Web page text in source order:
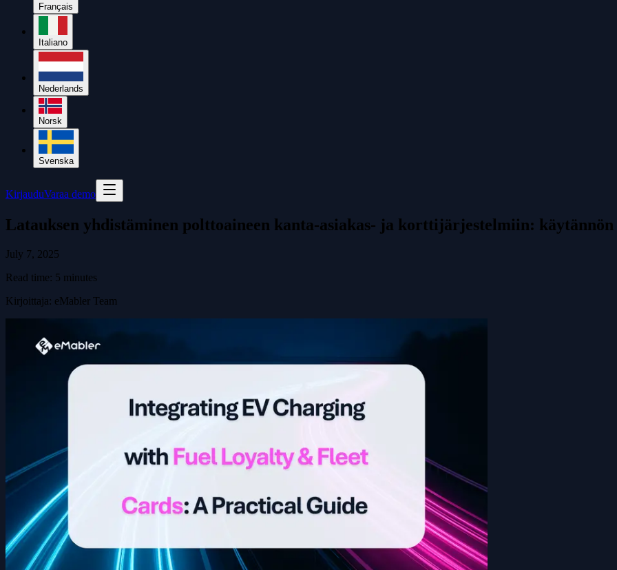
Français
Italiano
Nederlands
Norsk
Svenska
KirjauduVaraa demo
Latauksen yhdistäminen polttoaineen kanta-asiakas- ja korttijärjestelmiin: käytännön
July 7, 2025
Read time: 5 minutes
Kirjoittaja: eMabler Team